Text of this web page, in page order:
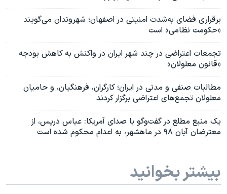
برقراری فضای به‌شدت امنیتی در اصفهان؛ شهروندان می‌گویند
«حکومت نظامی» است
تجمعات اعتراضی در چند شهر ایران در واکنش به کاهش بودجه
«قانون معلولان»
مطالبات صنفی و مدنی در ایران؛ کارگران، فرهنگیان، و حامیان
معلولان تجمع‌های اعتراضی برگزار کردند
یک منبع مطلع در گفت‌وگو با صدای آمریکا: عباس دریس،‌ از
معترضان آبان ۹۸ در ماهشهر، به اعدام محکوم شده است
بیشتر بخوانید